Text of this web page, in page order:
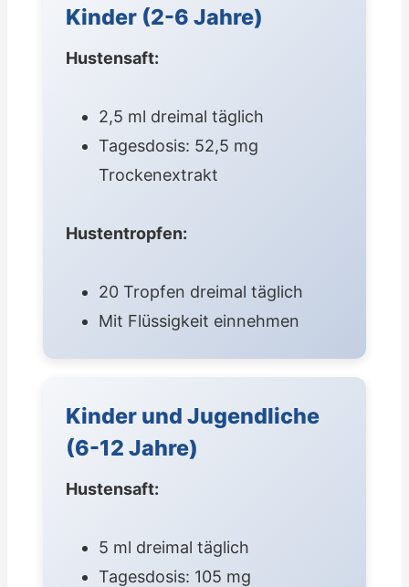
Kinder (2-6 Jahre)
Hustensaft:
2,5 ml dreimal täglich
Tagesdosis: 52,5 mg
Trockenextrakt
Hustentropfen:
20 Tropfen dreimal täglich
Mit Flüssigkeit einnehmen
Kinder und Jugendliche
(6-12 Jahre)
Hustensaft:
5 ml dreimal täglich
Tagesdosis: 105 mg